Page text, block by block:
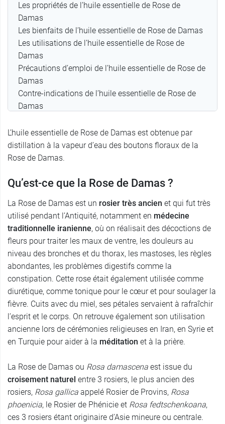
Les propriétés de l’huile essentielle de Rose de
Damas
Les bienfaits de l’huile essentielle de Rose de Damas
Les utilisations de l’huile essentielle de Rose de
Damas
Précautions d’emploi de l’huile essentielle de Rose de
Damas
Contre-indications de l’huile essentielle de Rose de
Damas
L’huile essentielle de Rose de Damas est obtenue par
distillation à la vapeur d’eau des boutons floraux de la
Rose de Damas.
Qu’est-ce que la Rose de Damas ?
La Rose de Damas est un rosier très ancien et qui fut très
utilisé pendant l’Antiquité, notamment en médecine
traditionnelle iranienne, où on réalisait des décoctions de
fleurs pour traiter les maux de ventre, les douleurs au
niveau des bronches et du thorax, les mastoses, les règles
abondantes, les problèmes digestifs comme la
constipation. Cette rose était également utilisée comme
diurétique, comme tonique pour le cœur et pour soulager la
fièvre. Cuits avec du miel, ses pétales servaient à rafraîchir
l’esprit et le corps. On retrouve également son utilisation
ancienne lors de cérémonies religieuses en Iran, en Syrie et
en Turquie pour aider à la méditation et à la prière.
La Rose de Damas ou Rosa damascena est issue du
croisement naturel entre 3 rosiers, le plus ancien des
rosiers, Rosa gallica appelé Rosier de Provins, Rosa
phoenicia, le Rosier de Phénicie et Rosa fedtschenkoana,
ces 3 rosiers étant originaire d’Asie mineure ou centrale.